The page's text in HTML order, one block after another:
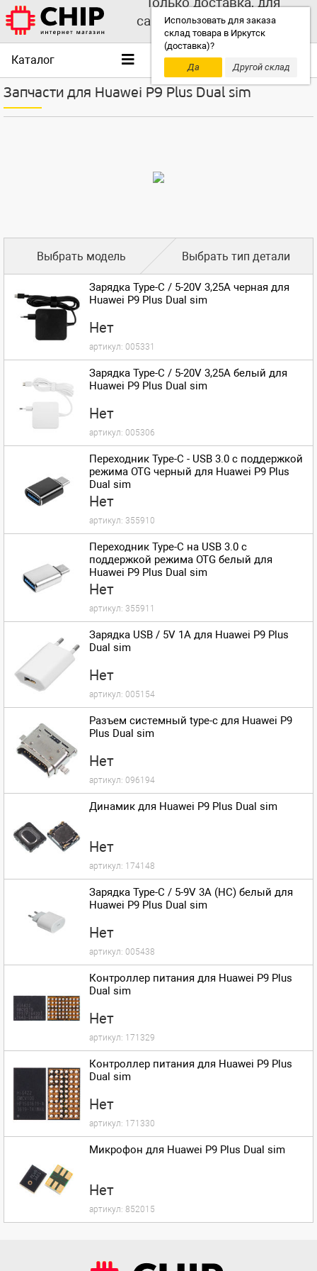
Использовать для заказа
склад товара в Иркутск
(доставка)?
Да
Другой склад
самовывоза выбирайте
другой склад!
Каталог
Запчасти для Huawei P9 Plus Dual sim
Выбрать модель Выбрать тип детали
Зарядка Type-C / 5-20V 3,25A черная для
Huawei P9 Plus Dual sim
Нет
артикул: 005331
Зарядка Type-C / 5-20V 3,25A белый для
Huawei P9 Plus Dual sim
Нет
артикул: 005306
Переходник Type-C - USB 3.0 с поддержкой
режима OTG черный для Huawei P9 Plus
Dual sim
Нет
артикул: 355910
Переходник Type-C на USB 3.0 с
поддержкой режима OTG белый для
Huawei P9 Plus Dual sim
Нет
артикул: 355911
Зарядка USB / 5V 1A для Huawei P9 Plus
Dual sim
Нет
артикул: 005154
Разъем системный type-c для Huawei P9
Plus Dual sim
Нет
артикул: 096194
Динамик для Huawei P9 Plus Dual sim
Нет
артикул: 174148
Зарядка Type-C / 5-9V 3A (HC) белый для
Huawei P9 Plus Dual sim
Нет
артикул: 005438
Контроллер питания для Huawei P9 Plus
Dual sim
Нет
артикул: 171329
Контроллер питания для Huawei P9 Plus
Dual sim
Нет
артикул: 171330
Микрофон для Huawei P9 Plus Dual sim
Нет
артикул: 852015